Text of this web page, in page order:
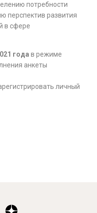
потребности
перспектив развития
в сфере
года в режиме
анкеты
личный